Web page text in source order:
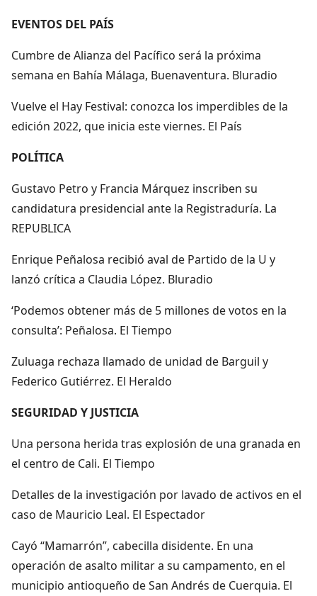
EVENTOS DEL PAÍS
Cumbre de Alianza del Pacífico será la próxima
semana en Bahía Málaga, Buenaventura. Bluradio
Vuelve el Hay Festival: conozca los imperdibles de la
edición 2022, que inicia este viernes. El País
POLÍTICA
Gustavo Petro y Francia Márquez inscriben su
candidatura presidencial ante la Registraduría. La
REPUBLICA
Enrique Peñalosa recibió aval de Partido de la U y
lanzó crítica a Claudia López. Bluradio
‘Podemos obtener más de 5 millones de votos en la
consulta’: Peñalosa. El Tiempo
Zuluaga rechaza llamado de unidad de Barguil y
Federico Gutiérrez. El Heraldo
SEGURIDAD Y JUSTICIA
Una persona herida tras explosión de una granada en
el centro de Cali. El Tiempo
Detalles de la investigación por lavado de activos en el
caso de Mauricio Leal. El Espectador
Cayó “Mamarrón”, cabecilla disidente. En una
operación de asalto militar a su campamento, en el
municipio antioqueño de San Andrés de Cuerquia. El